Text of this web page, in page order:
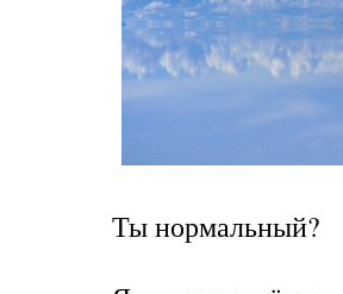
Ты нормальный?